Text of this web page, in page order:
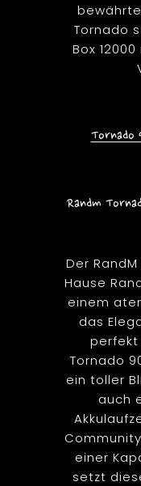
Tornado
Box
Tornado
Randm
Der
Hause
einem
das
perfekt
Tornado
ein toller
auch
einer
setzt